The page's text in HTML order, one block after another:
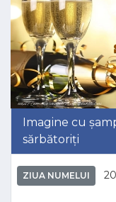
Imagine cu
sărbătoriți
ZIUA NUMELUI